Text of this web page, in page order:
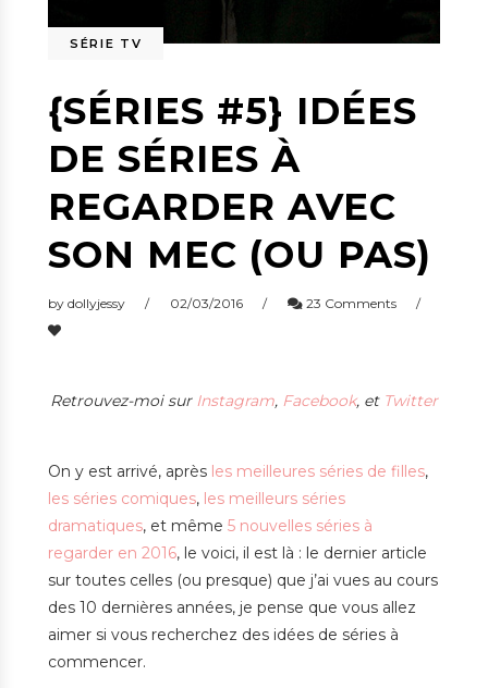
SÉRIE TV
{SÉRIES #5} IDÉES
DE SÉRIES À
REGARDER AVEC
SON MEC (OU PAS)
by dollyjessy 02/03/2016 23 Comments
Retrouvez-moi sur Instagram, Facebook, et Twitter
On y est arrivé, après les meilleures séries de filles,
les séries comiques, les meilleurs séries
dramatiques, et même 5 nouvelles séries à
regarder en 2016, le voici, il est là : le dernier article
sur toutes celles (ou presque) que j’ai vues au cours
des 10 dernières années, je pense que vous allez
aimer si vous recherchez des idées de séries à
commencer.